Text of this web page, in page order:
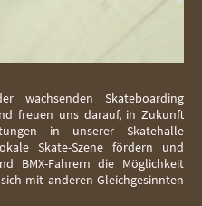
Skateboarding
freuen uns darauf, in Zukunft
in unserer Skatehalle
Skate-Szene fördern und
BMX-Fahrern die Möglichkeit
mit anderen Gleichgesinnten